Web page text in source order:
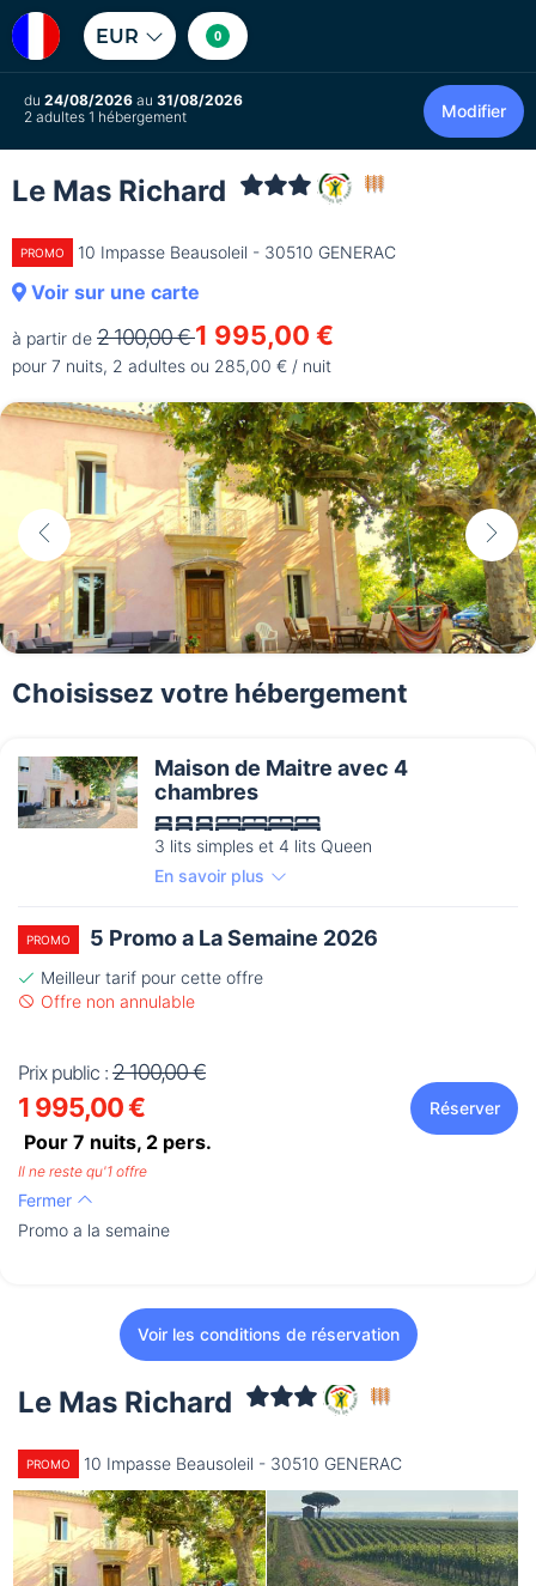
EUR 0
du 24/08/2026 au 31/08/2026
2 adultes 1 hébergement
Modifier
Le Mas Richard
PROMO 10 Impasse Beausoleil - 30510 GENERAC
Voir sur une carte
à partir de 2 100,00 €1 995,00 €
pour 7 nuits, 2 adultes ou 285,00 € / nuit
Choisissez votre hébergement
Maison de Maitre avec 4
chambres
3 lits simples et 4 lits Queen
En savoir plus
PROMO 5 Promo a La Semaine 2026
Meilleur tarif pour cette offre
Offre non annulable
Prix public : 2 100,00 €
1 995,00 €
Pour 7 nuits, 2 pers.
Réserver
Il ne reste qu'1 offre
Fermer
Promo a la semaine
Voir les conditions de réservation
Le Mas Richard
PROMO 10 Impasse Beausoleil - 30510 GENERAC